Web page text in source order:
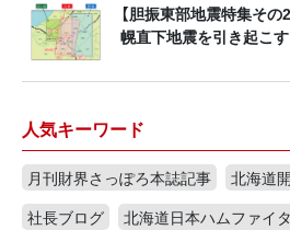
【胆振東部地震特集そ
幌直下地震を引き起こ
人気キーワード
月刊財界さっぽろ本誌記事 北海道
社長ブログ
北海道日本ハムファイ